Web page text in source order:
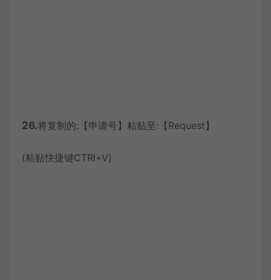
26.将复制的:【申请号】粘贴至:【Request】
(粘贴快捷键CTRl+V)